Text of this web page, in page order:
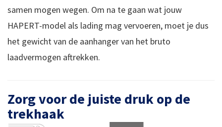
samen mogen wegen. Om na te gaan wat jouw
HAPERT-model als lading mag vervoeren, moet je dus
het gewicht van de aanhanger van het bruto
laadvermogen aftrekken.
Zorg voor de juiste druk op de
trekhaak